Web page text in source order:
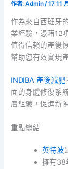
作者:Admin/17 11
作為來自西班牙
業經驗，憑藉12
值得信賴的產後
幫助您有效實現
INDIBA 產後減肥
面的身體修復系
層組織，促進新
重點總結
英特波
擁有38